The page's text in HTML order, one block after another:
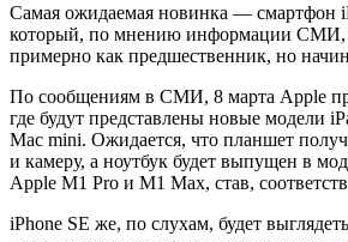
Самая ожидаемая новинка — смартфон
который, по мнению информации СМИ,
примерно как предшественник, но
По сообщениям в СМИ, 8 марта Apple
где будут представлены новые модели
Mac mini. Ожидается, что планшет
и камеру, а ноутбук будет выпущен в
Apple M1 Pro и M1 Max, став,
iPhone SE же, по слухам, будет